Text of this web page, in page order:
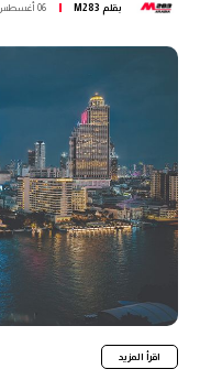
بقلم M283 06 أغسطس 2026
اقرأ المزيد